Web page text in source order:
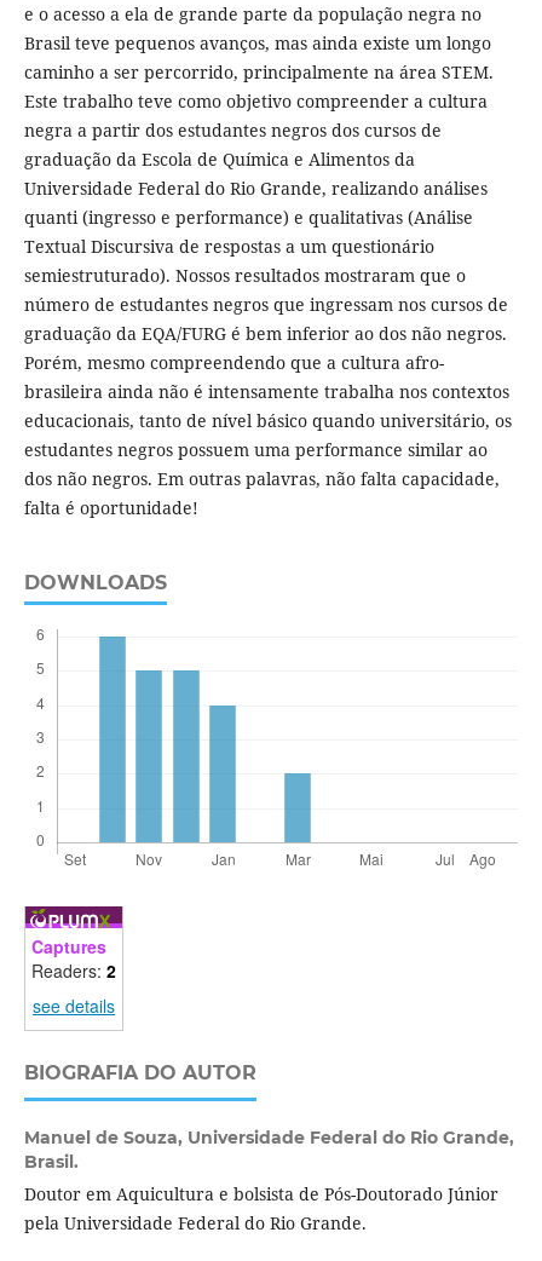
e o acesso a ela de grande parte da população negra no
Brasil teve pequenos avanços, mas ainda existe um longo
caminho a ser percorrido, principalmente na área STEM.
Este trabalho teve como objetivo compreender a cultura
negra a partir dos estudantes negros dos cursos de
graduação da Escola de Química e Alimentos da
Universidade Federal do Rio Grande, realizando análises
quanti (ingresso e performance) e qualitativas (Análise
Textual Discursiva de respostas a um questionário
semiestruturado). Nossos resultados mostraram que o
número de estudantes negros que ingressam nos cursos de
graduação da EQA/FURG é bem inferior ao dos não negros.
Porém, mesmo compreendendo que a cultura afro-
brasileira ainda não é intensamente trabalha nos contextos
educacionais, tanto de nível básico quando universitário, os
estudantes negros possuem uma performance similar ao
dos não negros. Em outras palavras, não falta capacidade,
falta é oportunidade!
DOWNLOADS
Captures
Readers: 2
see details
BIOGRAFIA DO AUTOR
Manuel de Souza, Universidade Federal do Rio Grande,
Brasil.
Doutor em Aquicultura e bolsista de Pós-Doutorado Júnior
pela Universidade Federal do Rio Grande.